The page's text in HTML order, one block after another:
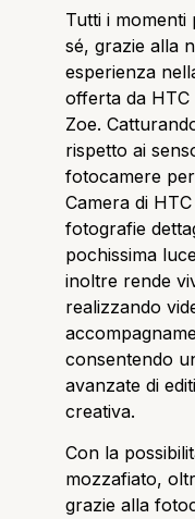
Tutti i momenti
sé, grazie alla
esperienza
offerta da HTC
Zoe.
rispetto ai
fotocamere
Camera di
fotografie
pochissima
inoltre rende
realizzando
consentendo
avanzate di
creativa.
Con la
mozzafiato,
grazie alla